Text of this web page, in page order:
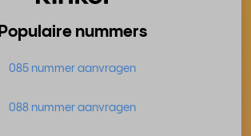
Populaire nummers
085 nummer aanvragen
088 nummer aanvragen